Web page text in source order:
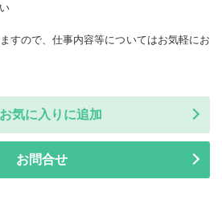
すので、仕事内容等についてはお気軽にお
お気に入りに追加
お問合せ